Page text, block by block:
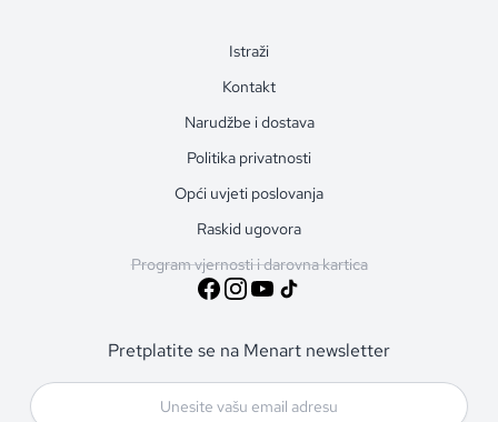
Istraži
Kontakt
Narudžbe i dostava
Politika privatnosti
Opći uvjeti poslovanja
Raskid ugovora
Program vjernosti i darovna kartica
Pretplatite se na Menart newsletter